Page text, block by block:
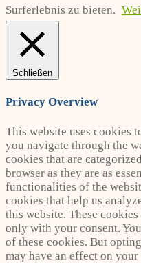
Surferlebnis zu bieten.
Schließen
Privacy Overview
This website uses cookies
you navigate through the
cookies that are
browser as they are as
functionalities of the
cookies that help us
this website. These
only with your consent.
of these cookies. But
may have an effect on